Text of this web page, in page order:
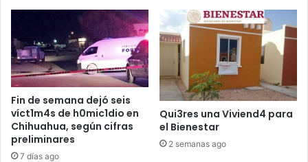
Fin de semana dejó seis
víct1m4s de h0mic1dio en
Chihuahua, según cifras
preliminares
7 días ago
Qui3res una Viviend4 para
el Bienestar
2 semanas ago